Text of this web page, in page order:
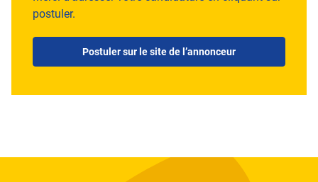
postuler.
Postuler sur le site de l’annonceur